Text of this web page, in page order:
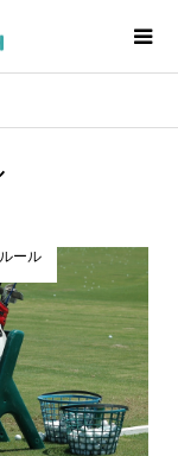
ール